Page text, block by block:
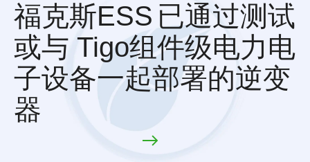
福克斯ESS 已通过测试
或与 Tigo组件级电力电
子设备一起部署的逆变
器